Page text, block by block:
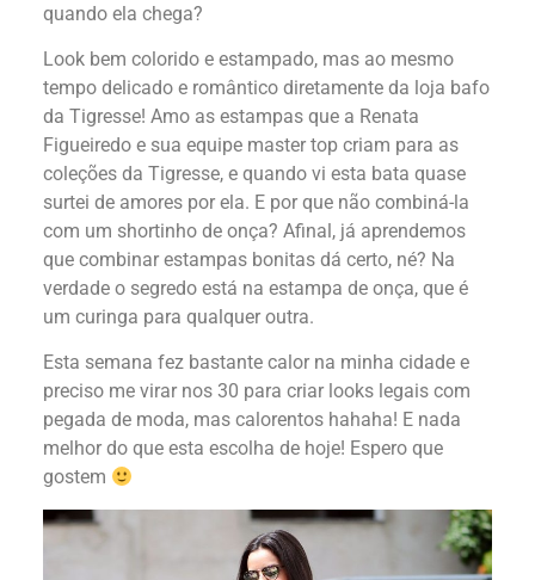
quando ela chega?
Look bem colorido e estampado, mas ao mesmo
tempo delicado e romântico diretamente da loja bafo
da Tigresse! Amo as estampas que a Renata
Figueiredo e sua equipe master top criam para as
coleções da Tigresse, e quando vi esta bata quase
surtei de amores por ela. E por que não combiná-la
com um shortinho de onça? Afinal, já aprendemos
que combinar estampas bonitas dá certo, né? Na
verdade o segredo está na estampa de onça, que é
um curinga para qualquer outra.
Esta semana fez bastante calor na minha cidade e
preciso me virar nos 30 para criar looks legais com
pegada de moda, mas calorentos hahaha! E nada
melhor do que esta escolha de hoje! Espero que
gostem